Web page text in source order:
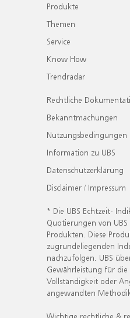
Produkte
Themen
Service
Know How
Trendradar
Rechtliche
Bekanntmachungen
Nutzungsbedingungen
Information zu UBS
Datenschutzerklärung
Disclaimer / Impressum
* Die UBS Echtzeit-
Quotierungen von
Produkten. Diese
zugrundeliegenden
nachzufolgen. UBS
Gewährleistung für
Vollständigkeit oder
angewandten